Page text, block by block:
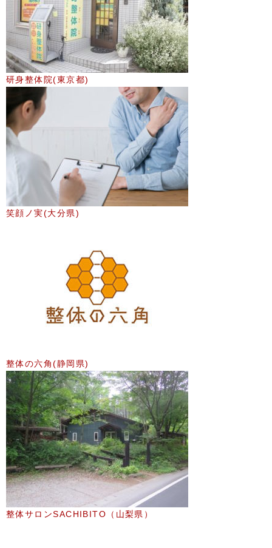
研身整体院(東京都)
笑顔ノ実(大分県)
整体の六角(静岡県)
整体サロンSACHIBITO（山梨県）